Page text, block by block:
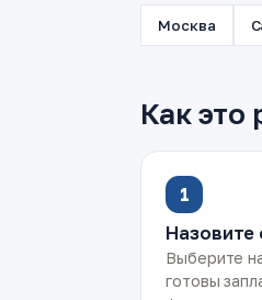
Москва
Как это
1
Назовите
Выберите
готовы